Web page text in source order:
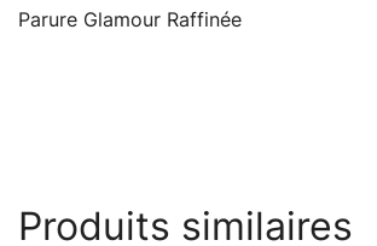
Parure Glamour Raffinée
Produits similaires